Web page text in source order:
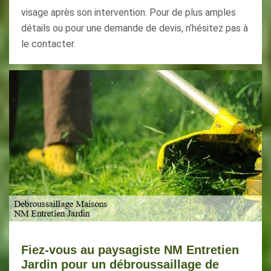
visage après son intervention. Pour de plus amples
détails ou pour une demande de devis, n’hésitez pas à
le contacter.
Fiez-vous au paysagiste NM Entretien
Jardin pour un débroussaillage de